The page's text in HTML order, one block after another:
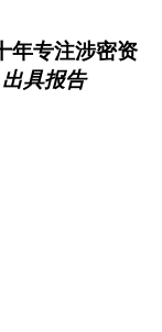
年专注涉密资
具报告